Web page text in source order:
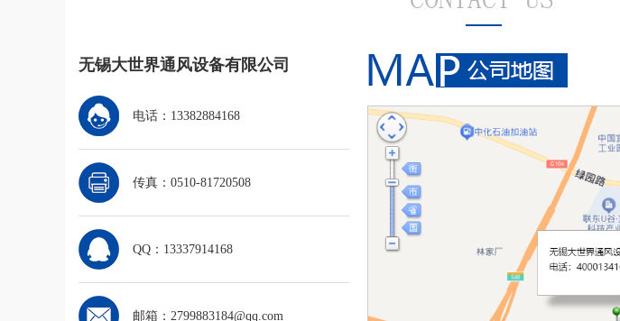
无锡大世界通风设备有限公司
电话：13382884168
传真：0510-81720508
QQ：13337914168
邮箱：2799883184@qq.com